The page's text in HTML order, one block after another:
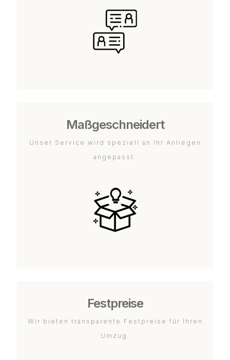
Maßgeschneidert
Unser Service wird speziell an Ihr Anliegen
angepasst.
Festpreise
Wir bieten transparente Festpreise für Ihren
Umzug.